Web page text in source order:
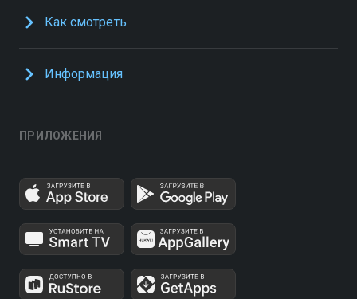
Как смотреть
Информация
ПРИЛОЖЕНИЯ